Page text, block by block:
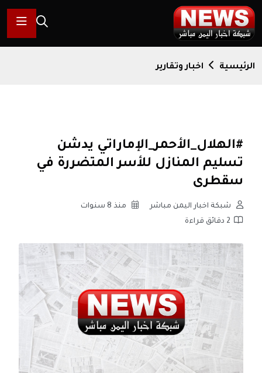
الرئيسية اخبار وتقارير
#الهلال_الأحمر_الإماراتي يدشن
تسليم المنازل للأسر المتضررة في
سقطرى
شبكة اخبار اليمن مباشر
منذ 8 سنوات
2 دقائق قراءة